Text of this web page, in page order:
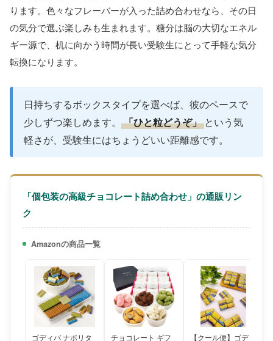
ります。色々なフレーバーが入った詰め合わせなら、その日
の気分で選ぶ楽しみも生まれます。糖分は脳の大切なエネル
ギー源で、机に向かう時間が長い受験生にとって手軽な気分
転換になります。
日持ちするボックスタイプを選べば、彼のペースで
少しずつ楽しめます。
「ひと粒どうぞ」 という気
軽さが、受験生にはちょうどいい距離感です。
「個包装の高級チョコレート詰め合わせ」の通販リン
ク
Amazonの商品一覧
ゴディバ ナポリタ
チョコレート ギフ
【クール便】ゴディ